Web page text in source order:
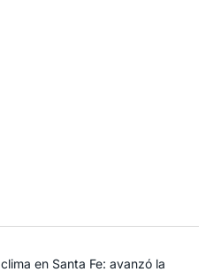
en Santa Fe: avanzó la